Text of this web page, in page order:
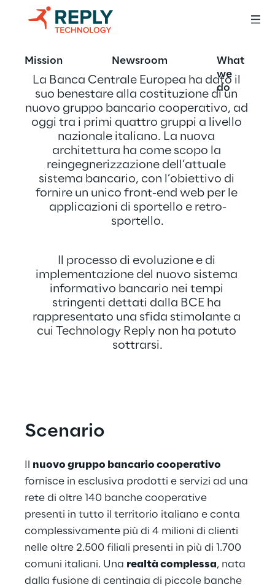
Mission Newsroom
What
we
do
La Banca Centrale Europea ha dato il
suo benestare alla costituzione di un
nuovo gruppo bancario cooperativo, ad
oggi tra i primi quattro gruppi a livello
nazionale italiano. La nuova
architettura ha come scopo la
reingegnerizzazione dell’attuale
sistema bancario, con l’obiettivo di
fornire un unico front-end web per le
applicazioni di sportello e retro-
sportello.
Il processo di evoluzione e di
implementazione del nuovo sistema
informativo bancario nei tempi
stringenti dettati dalla BCE ha
rappresentato una sfida stimolante a
cui Technology Reply non ha potuto
sottrarsi.
Scenario
nuovo gruppo bancario cooperativo
fornisce in esclusiva prodotti e servizi ad una
rete di oltre 140 banche cooperative
presenti in tutto il territorio italiano e conta
complessivamente più di 4 milioni di clienti
nelle oltre 2.500 filiali presenti in più di 1.700
comuni italiani. Una realtà complessa, nata
dalla fusione di centinaia di piccole banche